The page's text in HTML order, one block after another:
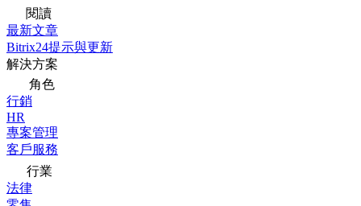
閱讀
最新文章
Bitrix24提示與更新
解決方案
角色
行銷
HR
專案管理
客戶服務
行業
法律